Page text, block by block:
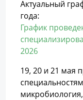
Актуальный
года:
График
2026
19, 20 и 21 мая